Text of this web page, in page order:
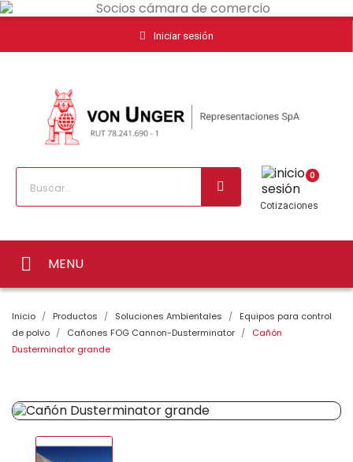
Iniciar sesión
0
Cotizaciones
MENU
Inicio Productos Soluciones Ambientales
Equipos para control
de polvo
Cañones FOG Cannon-Dusterminator
Cañón
Dusterminator grande